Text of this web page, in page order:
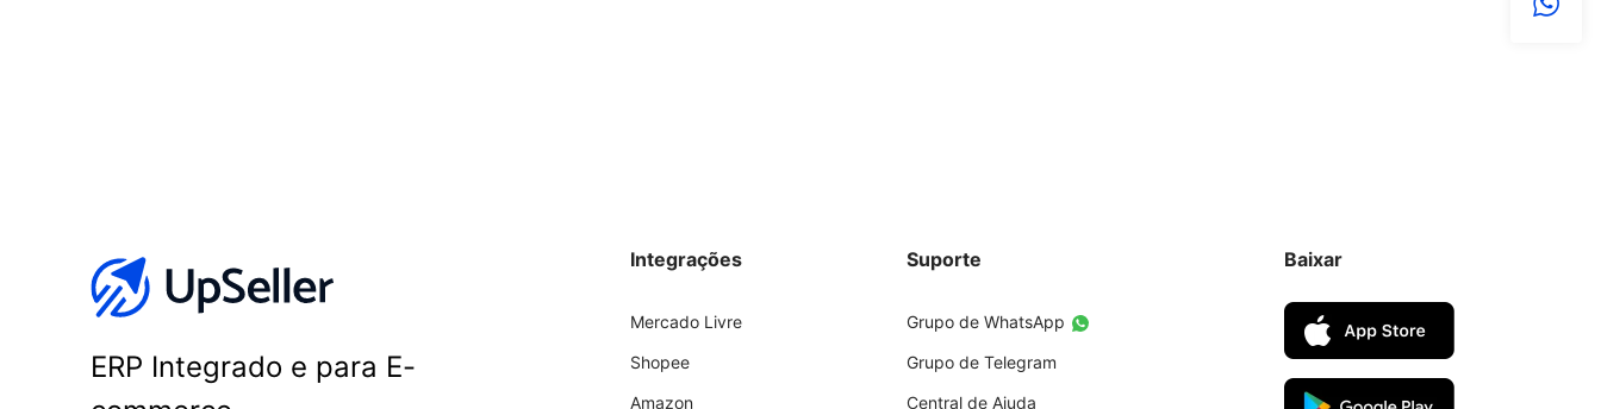
ERP Integrado e para E-
Integrações
Mercado Livre
Shopee
Amazon
Suporte
Grupo de WhatsApp
Grupo de Telegram
Central de Ajuda
Baixar